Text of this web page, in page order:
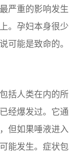
严重的影响发生
。孕妇本身很少
可能是致命的。
括人类在内的所
经爆发过。它通
但如果唾液进入
能发生。症状包